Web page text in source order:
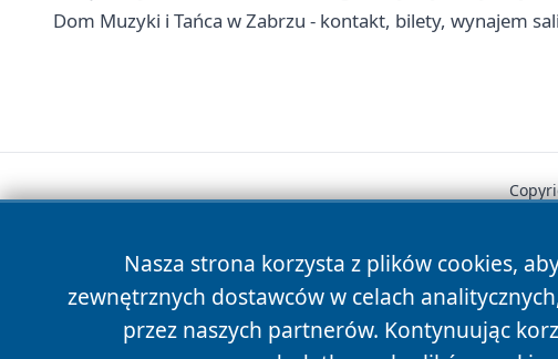
Dom Muzyki i Tańca w Zabrzu - kontakt, bilety, wynajem sali
Nasza strona korzysta z plików cookies,
zewnętrznych dostawców w celach
przez naszych partnerów. Kontynuując
News